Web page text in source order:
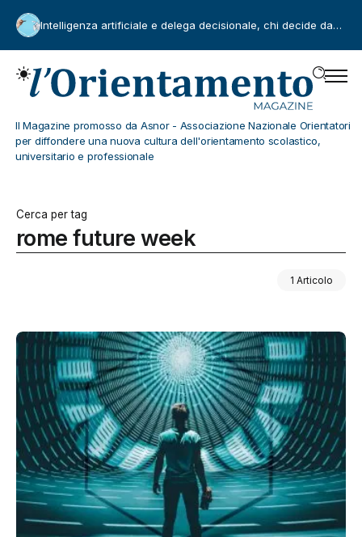
Intelligenza artificiale e delega decisionale, chi decide davvero?
Il Magazine promosso da Asnor - Associazione Nazionale Orientatori
per diffondere una nuova cultura dell'orientamento scolastico,
universitario e professionale
Cerca per tag
rome future week
1 Articolo